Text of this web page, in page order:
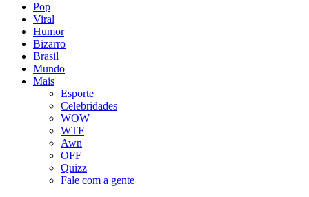
Pop
Viral
Humor
Bizarro
Brasil
Mundo
Mais
Esporte
Celebridades
WOW
WTF
Awn
OFF
Quizz
Fale com a gente